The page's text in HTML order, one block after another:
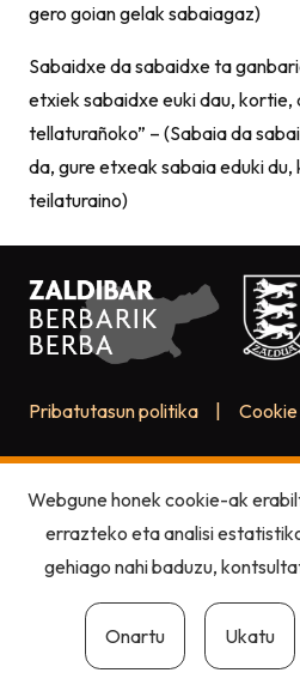
gero goian gelak sabaiagaz)
Sabaidxe da sabaidxe ta
etxiek sabaidxe euki dau, kortie,
tellaturañoko” – (Sabaia da
da, gure etxeak sabaia eduki
teilaturaino)
Pribatutasun politika
Webgune honek cookie-ak
errazteko eta analisi
gehiago nahi baduzu,
Onartu Ukatu